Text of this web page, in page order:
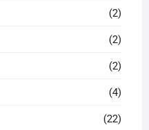
(2)
(2)
(2)
(4)
(22)